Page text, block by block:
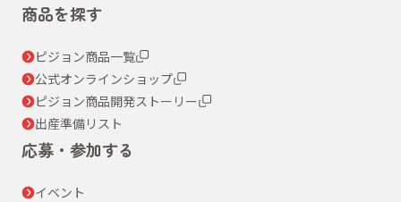
商品を探す
ピジョン商品一覧
公式オンラインショップ
ピジョン商品開発ストーリー
出産準備リスト
応募・参加する
イベント